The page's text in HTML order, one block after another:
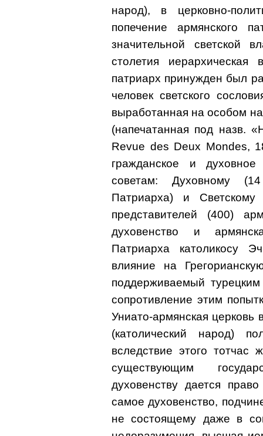
народ), в церковно-
попечение армянского
значительной светской
столетия иерархическая
патриарх принужден был
человек светского
выработанная на особом
(напечатанная под назв.
Revue des Deux Mondes,
гражданское и
советам: Духовному
Патриарха) и
представителей (400)
духовенство и
Патриарха католикосу
влияние на
поддерживаемый турецким
сопротивление этим
Униато-армянская
(католический народ)
вследствие этого тотчас
существующим
духовенству дается
самое духовенство,
не состоящему даже в